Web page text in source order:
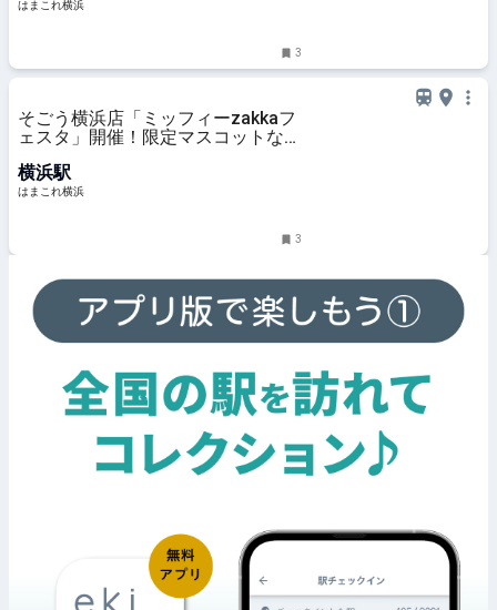
はまこれ横浜
3
そごう横浜店「ミッフィーzakkaフ
ェスタ」開催！限定マスコットなど
トも | はまこれ横浜
横浜駅
はまこれ横浜
3